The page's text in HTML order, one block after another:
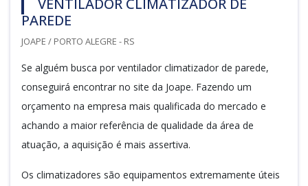
PAREDE
JOAPE / PORTO ALEGRE - RS
Se alguém busca por ventilador climatizador de parede,
conseguirá encontrar no site da Joape. Fazendo um
orçamento na empresa mais qualificada do mercado e
achando a maior referência de qualidade da área de
atuação, a aquisição é mais assertiva.
Os climatizadores são equipamentos extremamente úteis